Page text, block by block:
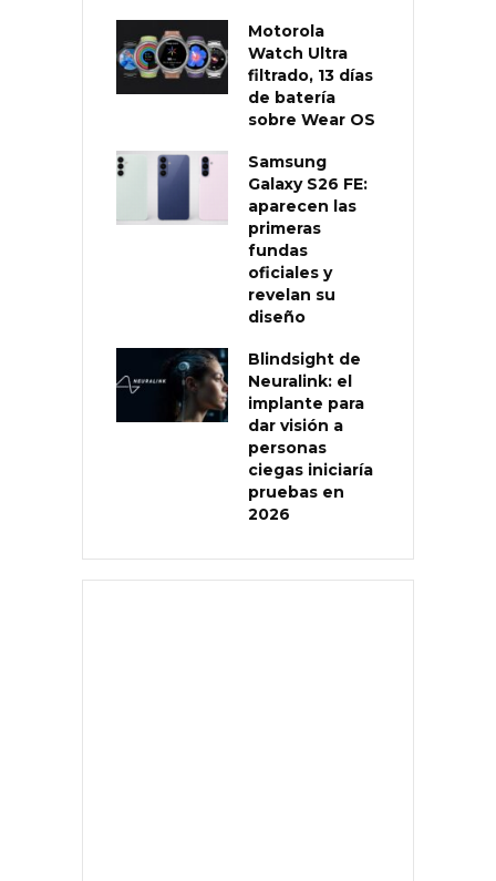
Motorola
Watch Ultra
filtrado, 13 días
de batería
sobre Wear OS
Samsung
Galaxy S26 FE:
aparecen las
primeras
fundas
oficiales y
revelan su
diseño
Blindsight de
Neuralink: el
implante para
dar visión a
personas
ciegas iniciaría
pruebas en
2026